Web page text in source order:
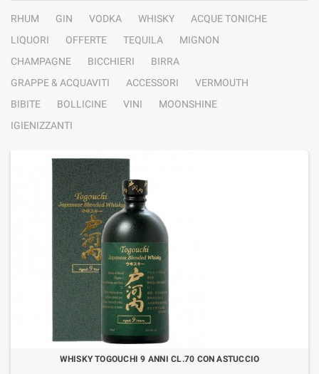
RHUM GIN VODKA WHISKY
ACQUE TONICHE
LIQUORI
OFFERTE TEQUILA
MIGNON
CHAMPAGNE
BICCHIERI
BIRRA
GRAPPE & ACQUAVITI
ACCESSORI
VERMOUTH
BIBITE
BOLLICINE VINI
MOONSHINE
IGIENIZZANTI
WHISKY TOGOUCHI 9 ANNI CL.70 CON ASTUCCIO